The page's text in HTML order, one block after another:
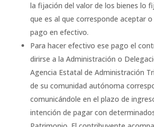
la fijación del valor de los bienes lo
que es al que corresponde aceptar
pago en efectivo.
Para hacer efectivo ese pago el
dirirse a la Administración o
Agencia Estatal de Administración
de su comunidad autónoma
comunicándole en el plazo de
intención de pagar con